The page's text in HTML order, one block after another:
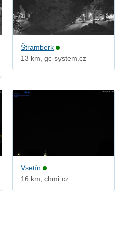
Štramberk
13 km, gc-system.cz
Vsetín
16 km, chmi.cz